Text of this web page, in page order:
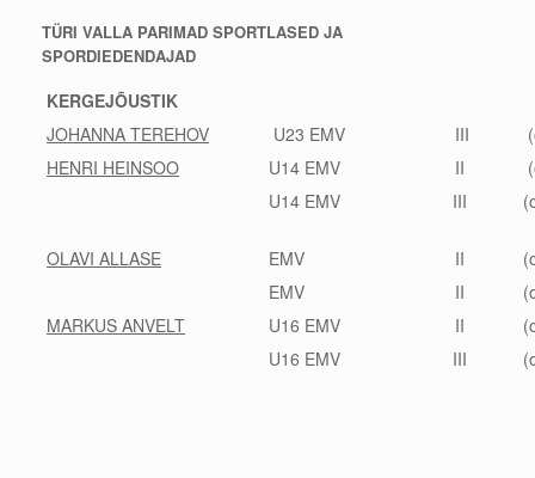
TÜRI VALLA PARIMAD SPORTLASED JA
SPORDIEDENDAJAD
KERGEJÕUSTIK
JOHANNA TEREHOV
U23 EMV III
HENRI HEINSOO
U14 EMV
U14 EMV
II
III
OLAVI ALLASE
EMV
EMV
II
II
MARKUS ANVELT
U16 EMV
U16 EMV
II
III